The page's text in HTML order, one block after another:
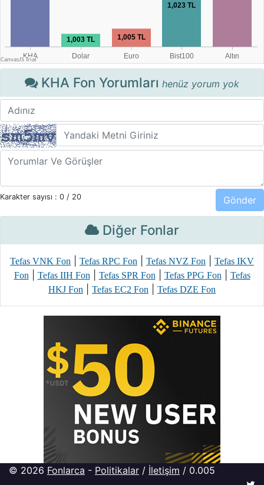
KHA Fon Yorumları henüz yorum yok
Karakter sayısı : 0 / 20
Diğer Fonlar
Tefas VNK Fon Tefas RPC Fon Tefas NVZ Fon
Tefas IKV
Fon| Tefas IIH Fon| Tefas SPR Fon| Tefas PPG Fon|
Tefas
HKJ Fon
Tefas EC2 Fon Tefas DZE Fon
© 2026 Fonlarca - Politikalar / İletişim / 0.005